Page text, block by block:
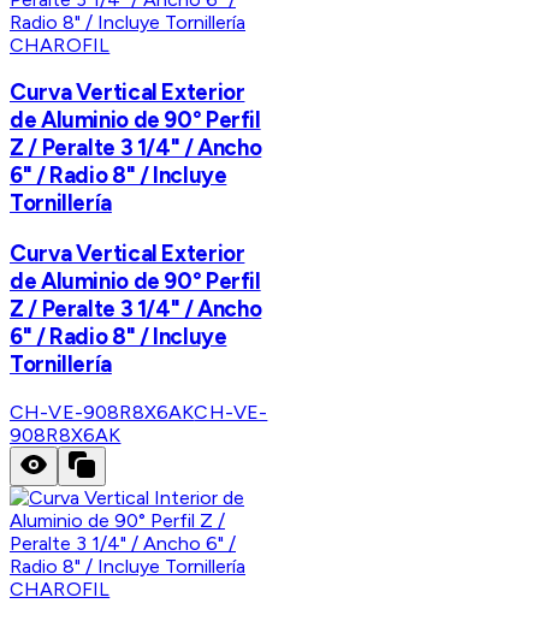
CHAROFIL
Curva Vertical Exterior
de Aluminio de 90° Perfil
Z / Peralte 3 1/4" / Ancho
6" / Radio 8" / Incluye
Tornillería
Curva Vertical Exterior
de Aluminio de 90° Perfil
Z / Peralte 3 1/4" / Ancho
6" / Radio 8" / Incluye
Tornillería
CH-VE-908R8X6AKCH-VE-
908R8X6AK
CHAROFIL